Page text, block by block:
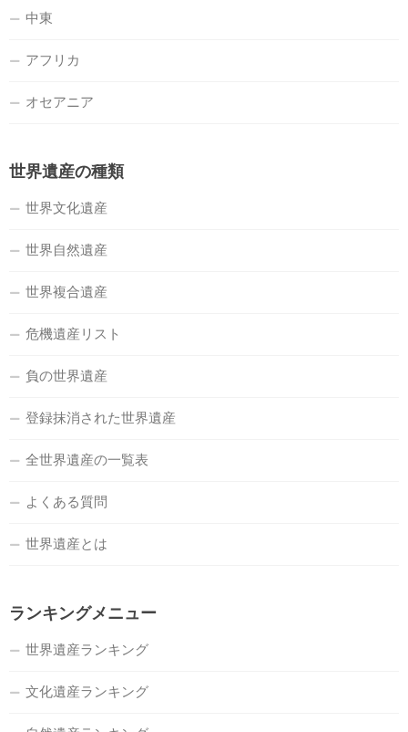
中東
アフリカ
オセアニア
世界遺産の種類
世界文化遺産
世界自然遺産
世界複合遺産
危機遺産リスト
負の世界遺産
登録抹消された世界遺産
全世界遺産の一覧表
よくある質問
世界遺産とは
ランキングメニュー
世界遺産ランキング
文化遺産ランキング